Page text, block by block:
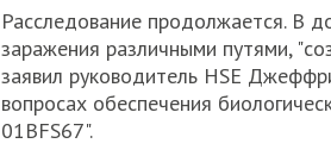
Расследование продолжается. В
заражения различными путями,
заявил руководитель HSE
вопросах обеспечения
01BFS67".